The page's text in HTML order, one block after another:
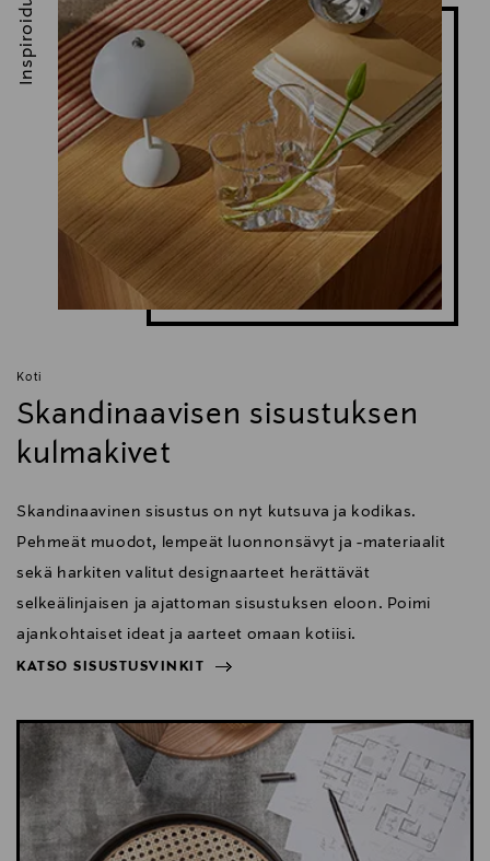
Koti
Skandinaavisen sisustuksen
kulmakivet
Skandinaavinen sisustus on nyt kutsuva ja kodikas.
Pehmeät muodot, lempeät luonnonsävyt ja -materiaalit
sekä harkiten valitut designaarteet herättävät
selkeälinjaisen ja ajattoman sisustuksen eloon. Poimi
ajankohtaiset ideat ja aarteet omaan kotiisi.
KATSO SISUSTUSVINKIT
Inspiroidu
KATSO SISUSTUSVINKIT